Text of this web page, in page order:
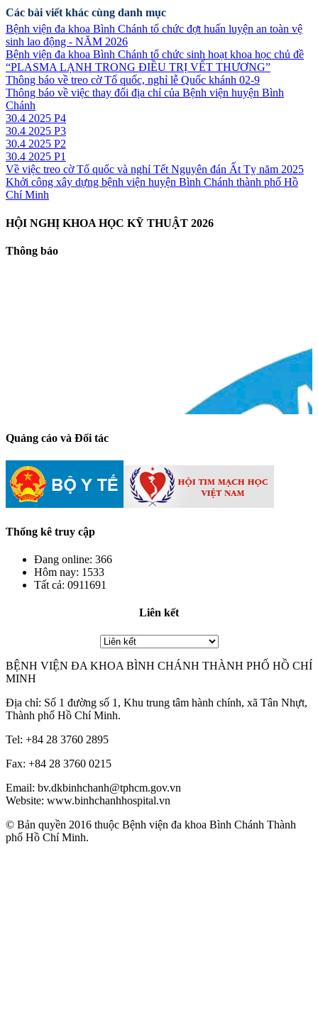
Các bài viết khác cùng danh mục
Bệnh viện đa khoa Bình Chánh tổ chức đợt huấn luyện an toàn vệ
sinh lao động - NĂM 2026
Bệnh viện đa khoa Bình Chánh tổ chức sinh hoạt khoa học chủ đề
“PLASMA LẠNH TRONG ĐIỀU TRỊ VẾT THƯƠNG”
Thông báo về treo cờ Tổ quốc, nghỉ lễ Quốc khánh 02-9
Thông báo về việc thay đổi địa chỉ của Bệnh viện huyện Bình
Chánh
30.4 2025 P4
30.4 2025 P3
30.4 2025 P2
30.4 2025 P1
Về việc treo cờ Tổ quốc và nghỉ Tết Nguyên đán Ất Tỵ năm 2025
Khởi công xây dựng bệnh viện huyện Bình Chánh thành phố Hồ
Chí Minh
HỘI NGHỊ KHOA HỌC KỸ THUẬT 2026
Thông báo
Quảng cáo và Đối tác
Thống kê truy cập
Đang online: 366
Hôm nay: 1533
Tất cả: 0911691
Liên kết
BỆNH VIỆN ĐA KHOA BÌNH CHÁNH THÀNH PHỐ HỒ CHÍ
MINH
Địa chỉ: Số 1 đường số 1, Khu trung tâm hành chính, xã Tân Nhựt,
Thành phố Hồ Chí Minh.
Tel: +84 28 3760 2895
Fax: +84 28 3760 0215
Email: bv.dkbinhchanh@tphcm.gov.vn
Website: www.binhchanhhospital.vn
© Bản quyền 2016 thuộc Bệnh viện đa khoa Bình Chánh Thành
phố Hồ Chí Minh.